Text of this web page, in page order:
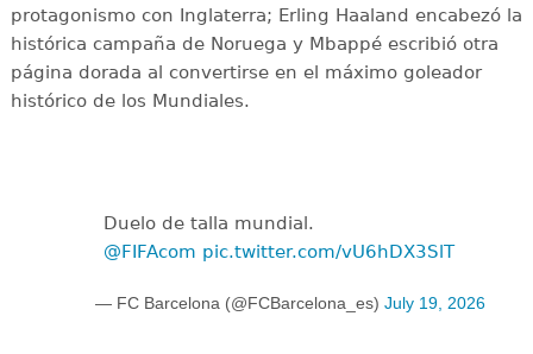
protagonismo con Inglaterra; Erling Haaland encabezó la
histórica campaña de Noruega y Mbappé escribió otra
página dorada al convertirse en el máximo goleador
histórico de los Mundiales.
Duelo de talla mundial.
@FIFAcom pic.twitter.com/vU6hDX3SlT
— FC Barcelona (@FCBarcelona_es) July 19, 2026